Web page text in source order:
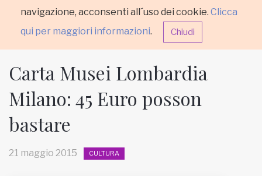
navigazione, acconsenti all´uso dei cookie. Clicca
qui per maggiori informazioni. Chiudi
HOME
Carta Musei Lombardia
Milano: 45 Euro posson
bastare
21 maggio 2015 CULTURA